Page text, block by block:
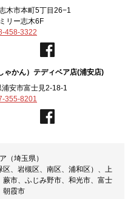
木市本町5丁目26−1
リー志木6F
458-3322
ゃかん）テディベア店(浦安店)
安市富士見2-18-1
355-8201
（埼玉県）
、岩槻区、南区、浦和区）、上
市、ふじみ野市、和光市、富士
朝霞市